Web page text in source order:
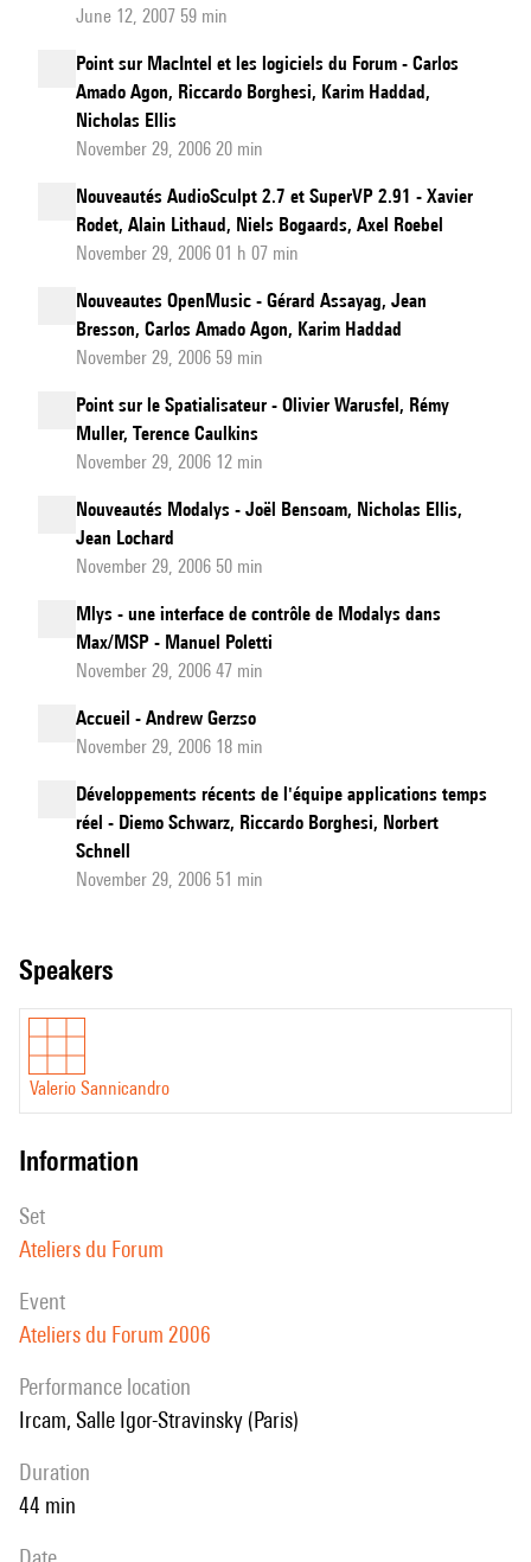
June 12, 2007 59 min
Point sur MacIntel et les logiciels du Forum - Carlos
Amado Agon, Riccardo Borghesi, Karim Haddad,
Nicholas Ellis
November 29, 2006 20 min
Nouveautés AudioSculpt 2.7 et SuperVP 2.91 - Xavier
Rodet, Alain Lithaud, Niels Bogaards, Axel Roebel
November 29, 2006 01 h 07 min
Nouveautes OpenMusic - Gérard Assayag, Jean
Bresson, Carlos Amado Agon, Karim Haddad
November 29, 2006 59 min
Point sur le Spatialisateur - Olivier Warusfel, Rémy
Muller, Terence Caulkins
November 29, 2006 12 min
Nouveautés Modalys - Joël Bensoam, Nicholas Ellis,
Jean Lochard
November 29, 2006 50 min
Mlys - une interface de contrôle de Modalys dans
Max/MSP - Manuel Poletti
November 29, 2006 47 min
Accueil - Andrew Gerzso
November 29, 2006 18 min
Développements récents de l'équipe applications temps
réel - Diemo Schwarz, Riccardo Borghesi, Norbert
Schnell
November 29, 2006 51 min
speakers
Valerio Sannicandro
information
set
Ateliers du Forum
event
Ateliers du Forum 2006
performance location
Ircam, Salle Igor-Stravinsky (Paris)
duration
44 min